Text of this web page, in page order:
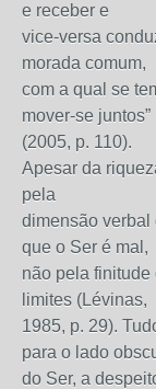
e receber e
vice-versa
morada comum,
com a qual se
mover-se juntos”
(2005, p. 110).
Apesar da
pela
dimensão verbal
que o Ser é mal,
não pela finitude
limites (Lévinas,
1985, p. 29).
para o lado
do Ser, a